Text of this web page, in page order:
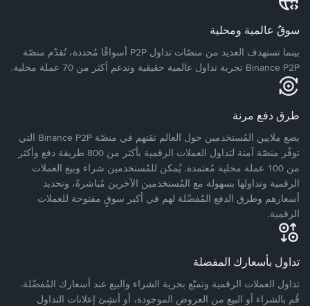
سوقٌ عالمية ومحلية
بينما تستهدف العديد من منصّات تداول P2P أسواقًا مُحددة، تُقدّم منصّة
Binance P2P تجربة تداول عالمية حقيقية وتدعم أكثر من 70 عملة محلية.
طرق دفع مرنة
يضع ملايين المُستخدمين حول العالم ثقتهم في منصّة Binance P2P التي
توفّر منصّة آمنة لتداول العملات الرقمية بأكثر من 800 طريقة دفع وأكثر
من 100 عملة محلية مُعتمدة. يُمكن للمُستخدمين شراء وبيع العملات
الرقمية وتداولها بسهولة مع المُستخدمين الآخرين مُباشرةً، وتحديد
أسعارهم وطرق الدفع المُفضّلة لهم في أكبر سوقٍ مفتوحة للعملات
الرقمية.
تداول بأسعارك المفضلة
تداول العملات الرقمية وتمتّع بحرية الشراء والبيع عند أسعارك المُفضّلة.
قُم بالشراء أو البيع من العروض الموجودة، أو أنشِئ إعلانات التداول